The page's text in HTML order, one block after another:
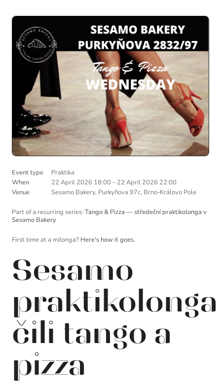
Event type
Praktika
When
22 April 2026 18:00 –22 April 2026 22:00
Venue
Sesamo Bakery, Purkyňova 97c, Brno-Královo Pole
Part of a recurring series:Tango & Pizza — středeční praktikolonga v
Sesamo Bakery
First time at a milonga? Here's how it goes.
Sesamo
praktikolonga
čili tango a
pizza